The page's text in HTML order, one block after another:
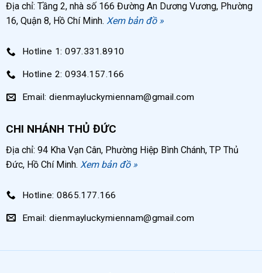
Địa chỉ: Tầng 2, nhà số 166 Đường An Dương Vương, Phường
16, Quận 8, Hồ Chí Minh. Xem bản đồ »
Hotline 1: 097.331.8910
Hotline 2: 0934.157.166
Email: dienmayluckymiennam@gmail.com
CHI NHÁNH THỦ ĐỨC
Địa chỉ: 94 Kha Vạn Cân, Phường Hiệp Bình Chánh, TP Thủ
Đức, Hồ Chí Minh. Xem bản đồ »
Hotline: 0865.177.166
Email: dienmayluckymiennam@gmail.com